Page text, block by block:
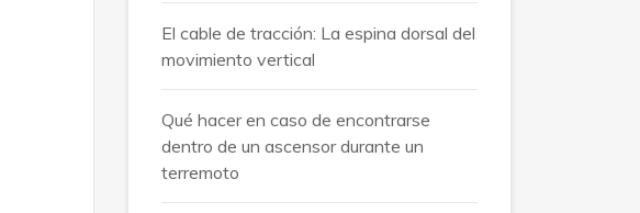
El cable de tracción: La espina dorsal del
movimiento vertical
Qué hacer en caso de encontrarse
dentro de un ascensor durante un
terremoto